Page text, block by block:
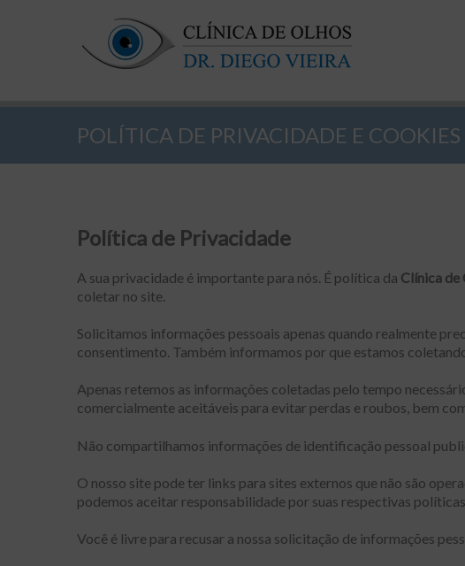
POLÍTICA DE PRIVACIDADE E COOKIES
Política de Privacidade
A sua privacidade é importante para nós. É política da Clínica de
coletar no site.
Solicitamos informações pessoais apenas quando realmente
consentimento. Também informamos por que estamos
Apenas retemos as informações coletadas pelo tempo
comercialmente aceitáveis ​​para evitar perdas e roubos, bem
Não compartilhamos informações de identificação pessoal
O nosso site pode ter links para sites externos que não são
podemos aceitar responsabilidade por suas respectivas
Você é livre para recusar a nossa solicitação de informações